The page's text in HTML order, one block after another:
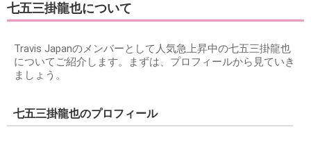
七五三掛龍也について
Travis Japanのメンバーとして人気急上昇中の七五三掛龍也
についてご紹介します。まずは、プロフィールから見ていき
ましょう。
七五三掛龍也のプロフィール